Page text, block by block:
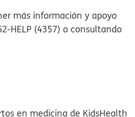
más información y apoyo
HELP (4357) o consultando
en medicina de KidsHealth